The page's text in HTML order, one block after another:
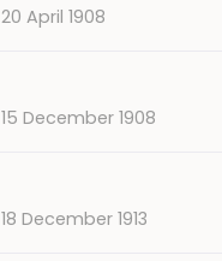
DATE
20 April 1908
DATE
15 December 1908
DATE
18 December 1913